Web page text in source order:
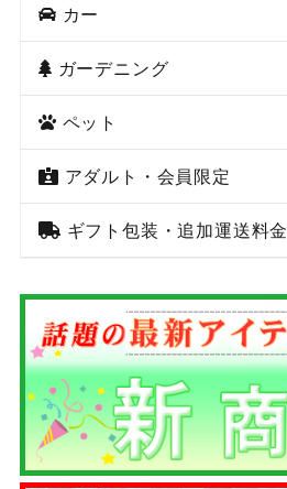
カー
ガーデニング
ペット
アダルト・会員限定
ギフト包装・追加運送料金